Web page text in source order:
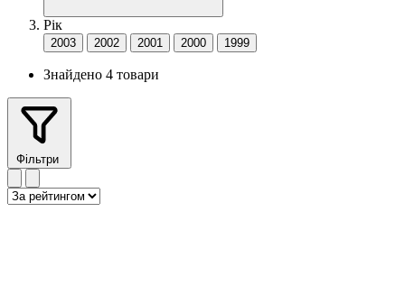
Рік
2003 2002 2001 2000 1999
Знайдено 4 товари
Фільтри